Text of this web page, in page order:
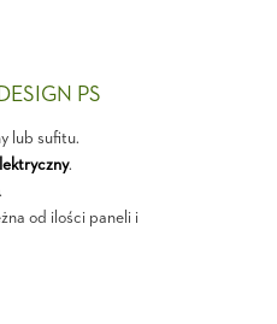
PS
lub sufitu.
.
od ilości paneli i